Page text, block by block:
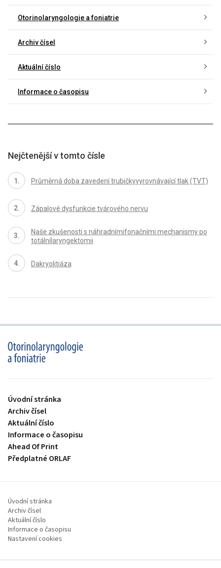
Otorinolaryngologie a foniatrie
Archiv čísel
Aktuální číslo
Informace o časopisu
Nejčtenější v tomto čísle
Průměrná doba zavedení trubičkyvyrovnávající tlak (TVT)
Zápalové dysfunkcie tvárového nervu
Naše zkušenosti s náhradnímifonačními mechanismy po
totálnílaryngektomii
Dakryolitiáza
proLékaře.cz
Úvodní stránka
Archiv čísel
Aktuální číslo
Informace o časopisu
Ahead Of Print
Předplatné ORLAF
Úvodní stránka
Archiv čísel
Aktuální číslo
Informace o časopisu
Nastavení cookies